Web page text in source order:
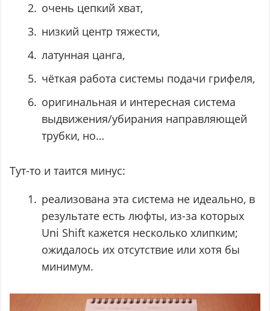
очень цепкий хват,
низкий центр тяжести,
латунная цанга,
чёткая работа системы подачи грифеля,
оригинальная и интересная система
выдвижения/убирания направляющей
трубки, но…
Тут-то и таится минус:
реализована эта система не идеально, в
результате есть люфты, из-за которых
Uni Shift кажется несколько хлипким;
ожидалось их отсутствие или хотя бы
минимум.